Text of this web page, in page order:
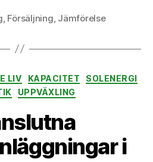
Försäljning Jämförelse
Kategorier
LIV KAPACITET
SOLENERGI
UPPVÄXLING
i